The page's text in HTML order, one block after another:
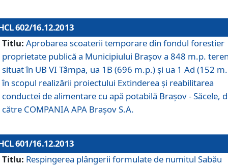
602/16.12.2013
Titlu: Aprobarea scoaterii temporare din fondul forestier
proprietate publică a Municipiului Braşov a 848 m.p.
situat în UB VI Tâmpa, ua 1B (696 m.p.) şi ua 1 Ad (152
în scopul realizării proiectului Extinderea şi reabilitarea
conductei de alimentare cu apă potabilă Braşov - Săcele,
către COMPANIA APA Braşov S.A.
601/16.12.2013
Titlu: Respingerea plângerii formulate de numitul Sabău